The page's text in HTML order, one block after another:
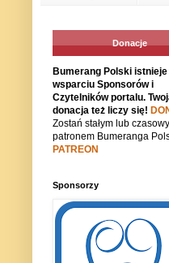
Donacje
Bumerang Polski
wsparciu Sponsorów i
Czytelników portalu.
donacja też liczy się!
Zostań stałym lub
patronem Bumeranga
PATREON
Sponsorzy